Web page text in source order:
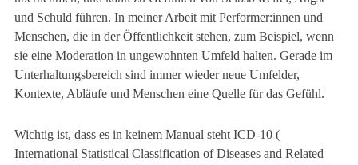
und Schuld führen. In meiner Arbeit mit Performer:innen und
Menschen, die in der Öffentlichkeit stehen, zum Beispiel, wenn
sie eine Moderation in ungewohnten Umfeld halten. Gerade im
Unterhaltungsbereich sind immer wieder neue Umfelder,
Kontexte, Abläufe und Menschen eine Quelle für das Gefühl.
Wichtig ist, dass es in keinem Manual steht ICD-10 (
International Statistical Classification of Diseases and Related